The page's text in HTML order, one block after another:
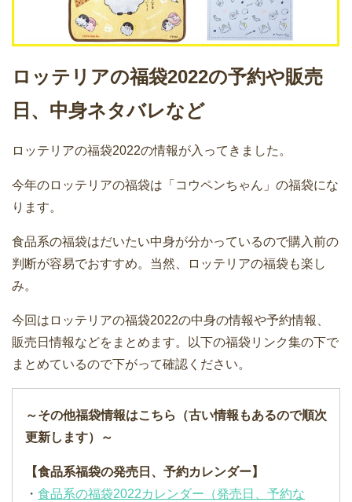
ロッテリアの福袋2022の予約や販売
日、中身ネタバレなど
ロッテリアの福袋2022の情報が入ってきました。
今年のロッテリアの福袋は「コウペンちゃん」の福袋にな
ります。
食品系の福袋はだいたい中身が分かっているので購入前の
判断が容易でおすすめ。当然、ロッテリアの福袋も楽し
み。
今回はロッテリアの福袋2022の中身の情報や予約情報、
販売日情報などをまとめます。以下の福袋リンク集の下で
まとめているので下がって確認ください。
～その他福袋情報はこちら（古い情報もあるので順次
更新します）～
【食品系福袋の発売日、予約カレンダー】
・ 食品系の福袋2022カレンダー（発売日、予約な